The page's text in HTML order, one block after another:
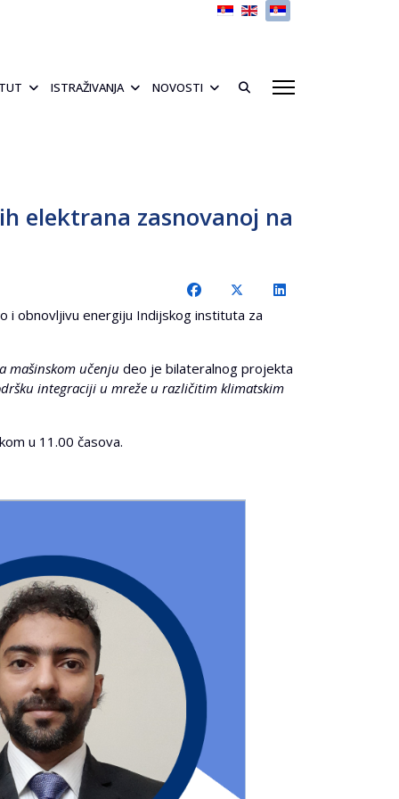
Izaberite vaš jezik
ISTRAŽIVANJA NOVOSTI
elektrana zasnovanoj na
i obnovljivu energiju Indijskog instituta za
mašinskom učenju deo je bilateralnog projekta
integraciji u mreže u različitim klimatskim
u 11.00 časova.